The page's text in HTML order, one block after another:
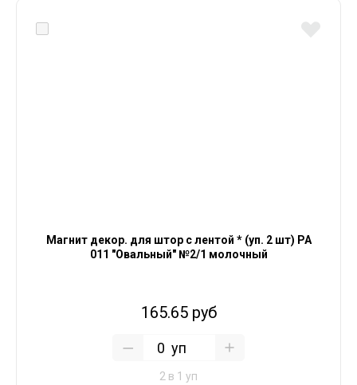
Магнит декор. для штор с лентой * (уп. 2 шт) PA
011 "Овальный" №2/1 молочный
165.65 руб
уп
2 в 1 уп